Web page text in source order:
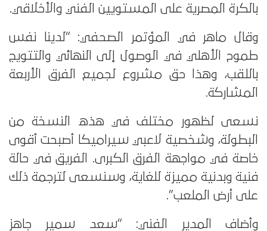
بالكرة المصرية على المستويين الفني والأخلاقي.
وقال ماهر في المؤتمر الصحفي: “لدينا نفس
طموح الأهلي في الوصول إلى النهائي والتتويج
باللقب، وهذا حق مشروع لجميع الفرق الأربعة
المشاركة.
نسعى لظهور مختلف في هذه النسخة من
البطولة، وشخصية لاعبي سيراميكا أصبحت أقوى
خاصة في مواجهة الفرق الكبرى. الفريق في حالة
فنية وبدنية مميزة للغاية، وسنسعى لترجمة ذلك
على أرض الملعب”.
وأضاف المدير الفني: “سعد سمير جاهز